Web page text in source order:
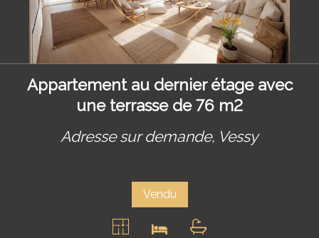
Appartement au dernier étage avec
une terrasse de 76 m2
Adresse sur demande, Vessy
Vendu